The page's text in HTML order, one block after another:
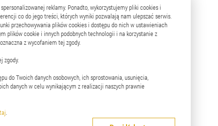
reklamy. Ponadto, wykorzystujemy pliki cookies i
co do jego treści, których wyniki pozwalają nam ulepszać serwis.
przechowywania plików cookies i dostępu do nich w ustawieniach
plików cookie i innych podobnych technologii i na korzystanie z
z wycofaniem tej zgody.
zgody.
do Twoich danych osobowych, ich sprostowania, usunięcia,
danych w celu wynikającym z realizacji naszych prawnie
.
kupić złoto?
zainwestować?
Monety NBP
Numizmaty
serwisu